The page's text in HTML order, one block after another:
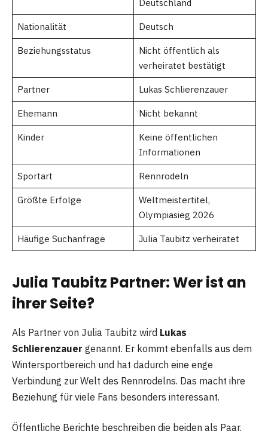
Deutschland
Nationalität Deutsch
Beziehungsstatus
Nicht öffentlich als
verheiratet bestätigt
Partner Lukas Schlierenzauer
Ehemann Nicht bekannt
Kinder
Keine öffentlichen
Informationen
Sportart Rennrodeln
Größte Erfolge
Weltmeistertitel,
Olympiasieg 2026
Häufige Suchanfrage Julia Taubitz verheiratet
Julia Taubitz Partner: Wer ist an
ihrer Seite?
Als Partner von Julia Taubitz wird Lukas
Schlierenzauer genannt. Er kommt ebenfalls aus dem
Wintersportbereich und hat dadurch eine enge
Verbindung zur Welt des Rennrodelns. Das macht ihre
Beziehung für viele Fans besonders interessant.
Öffentliche Berichte beschreiben die beiden als Paar.